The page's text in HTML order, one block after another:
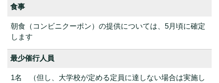
食事
朝食（コンビニクーポン）の提供については、5月頃に確定
します
最少催行人員
1名 （但し、大学校が定める定員に達しない場合は実施し